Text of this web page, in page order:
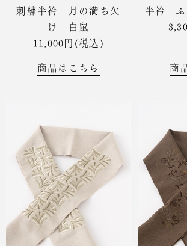
刺繍半衿 月の満ち欠
け 白鼠
11,000円(税込)
商品はこちら
半衿 ふ
商